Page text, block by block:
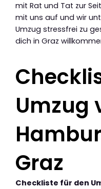
mit Rat und Tat zur
mit uns auf und wir
Umzug stressfrei zu
dich in Graz
Umzug
Graz
Checkliste für den